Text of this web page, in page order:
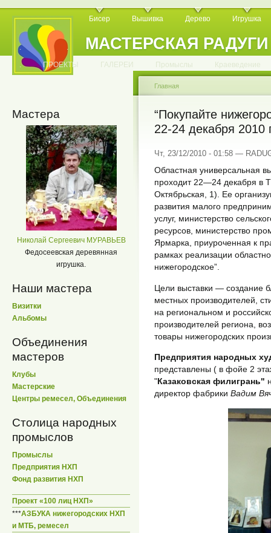
МАСТЕРСКАЯ РАДУГИ
Бисер Вышивка Дерево Игрушка
. . . . . . . . . . .
. ПРОЕКТЫ ГАЛЕРЕИ Промыслы Краеведение
Мастера
Николай Сергеевич МУРАВЬЕВ
Федосеевская деревянная
игрушка.
Наши мастера
Визитки
Альбомы
Объединения
мастеров
Клубы
Мастерские
Центры ремесел, Объединения
Столица народных
промыслов
Промыслы
Предприятия НХП
Фонд развития НХП
Проект «100 лиц НХП»
***АЗБУКА нижегородских НХП
и МТБ, ремесел
Главная
“Покупайте
22-24 декабря 2010
Чт, 23/12/2010 - 01:58 —
Областная универсальная
проходит 22—24 декабря в
Октябрьская, 1). Ее
развития малого
услуг, министерство
ресурсов, министерство
Ярмарка, приуроченная к
рамках реализации
нижегородское”.
Цели выставки — создание
местных производителей,
на региональном и
производителей региона,
товары нижегородских
Предприятия народных
представлены ( в фойе 2
"Казаковская филигрань"
директор фабрики Вадим